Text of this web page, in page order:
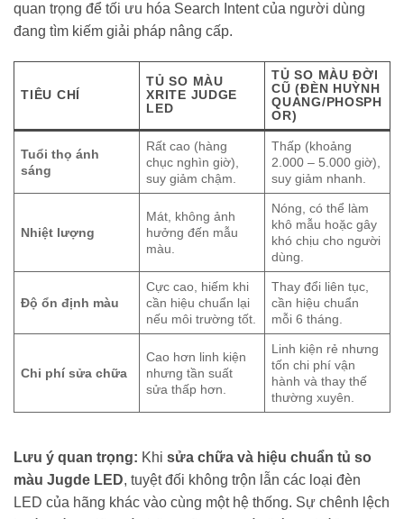
quan trọng để tối ưu hóa Search Intent của người dùng
đang tìm kiếm giải pháp nâng cấp.
TIÊU CHÍ
TỦ SO MÀU
XRITE JUDGE
LED
TỦ SO MÀU ĐỜI
CŨ (ĐÈN HUỲNH
QUANG/PHOSPH
OR)
Tuổi thọ ánh
sáng
Rất cao (hàng
chục nghìn giờ),
suy giảm chậm.
Thấp (khoảng
2.000 – 5.000 giờ),
suy giảm nhanh.
Nhiệt lượng
Mát, không ảnh
hưởng đến mẫu
màu.
Nóng, có thể làm
khô mẫu hoặc gây
khó chịu cho người
dùng.
Độ ổn định màu
Cực cao, hiếm khi
cần hiệu chuẩn lại
nếu môi trường tốt.
Thay đổi liên tục,
cần hiệu chuẩn
mỗi 6 tháng.
Chi phí sửa chữa
Cao hơn linh kiện
nhưng tần suất
sửa thấp hơn.
Linh kiện rẻ nhưng
tốn chi phí vận
hành và thay thế
thường xuyên.
Lưu ý quan trọng: Khi sửa chữa và hiệu chuẩn tủ so
màu Jugde LED, tuyệt đối không trộn lẫn các loại đèn
LED của hãng khác vào cùng một hệ thống. Sự chênh lệch